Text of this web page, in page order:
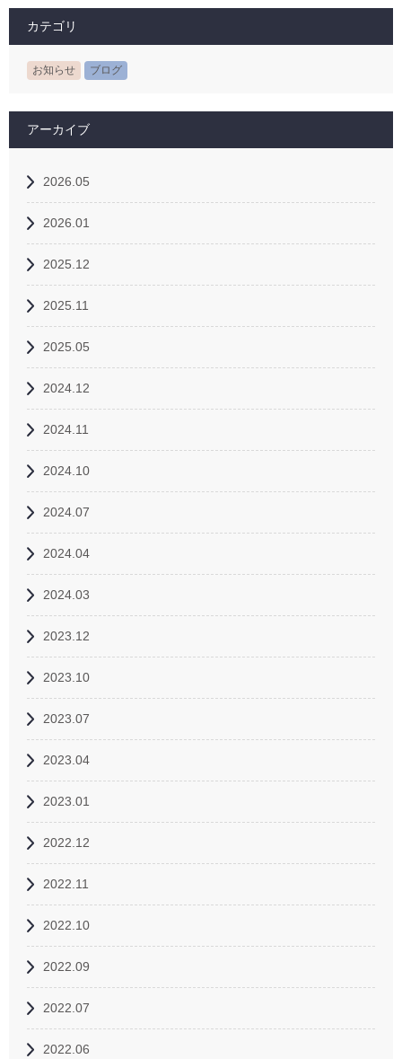
カテゴリ
お知らせ ブログ
アーカイブ
2026.05
2026.01
2025.12
2025.11
2025.05
2024.12
2024.11
2024.10
2024.07
2024.04
2024.03
2023.12
2023.10
2023.07
2023.04
2023.01
2022.12
2022.11
2022.10
2022.09
2022.07
2022.06